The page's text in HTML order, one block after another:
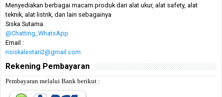
Menyediakan berbagai macam produk dari alat ukur, alat safety, alat
teknik, alat listrik, dan lain sebagainya
Siska Sutama
@Chatting_WhatsApp
Email :
risiskalestari2@gmail.com
Rekening Pembayaran
Pembayaran melalui Bank berikut :